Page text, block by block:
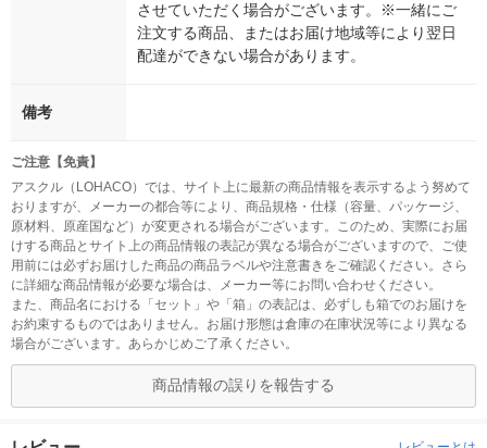
させていただく場合がございます。※一緒にご
注文する商品、またはお届け地域等により翌日
配達ができない場合があります。
備考
ご注意【免責】
アスクル（LOHACO）では、サイト上に最新の商品情報を表示するよう努めて
おりますが、メーカーの都合等により、商品規格・仕様（容量、パッケージ、
原材料、原産国など）が変更される場合がございます。このため、実際にお届
けする商品とサイト上の商品情報の表記が異なる場合がございますので、ご使
用前には必ずお届けした商品の商品ラベルや注意書きをご確認ください。さら
に詳細な商品情報が必要な場合は、メーカー等にお問い合わせください。
また、商品名における「セット」や「箱」の表記は、必ずしも箱でのお届けを
お約束するものではありません。お届け形態は倉庫の在庫状況等により異なる
場合がございます。あらかじめご了承ください。
商品情報の誤りを報告する